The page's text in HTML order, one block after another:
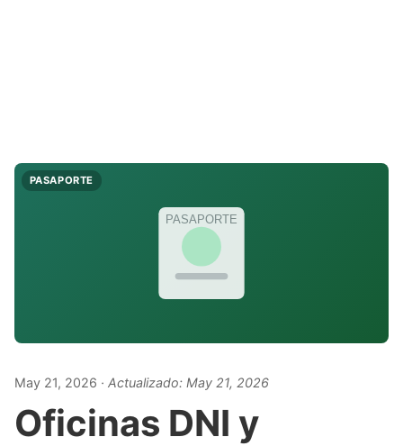
PASAPORTE
PASAPORTE
May 21, 2026 · Actualizado: May 21, 2026
Oficinas DNI y